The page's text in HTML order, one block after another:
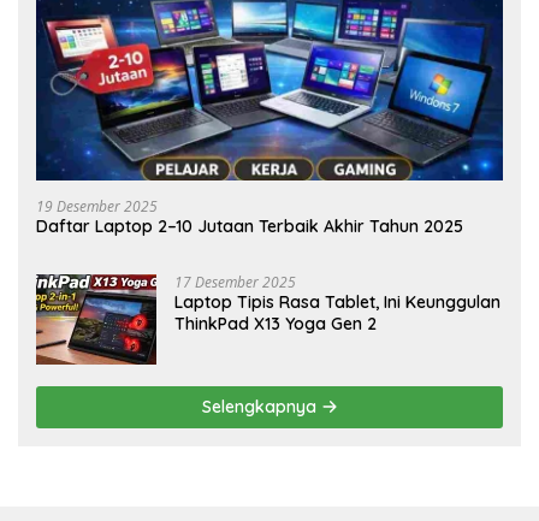
19 Desember 2025
Daftar Laptop 2–10 Jutaan Terbaik Akhir Tahun 2025
17 Desember 2025
Laptop Tipis Rasa Tablet, Ini Keunggulan
ThinkPad X13 Yoga Gen 2
Selengkapnya